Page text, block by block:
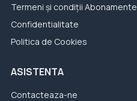
Termeni și condiții Abonamente
Confidentialitate
Politica de Cookies
ASISTENTA
Contacteaza-ne